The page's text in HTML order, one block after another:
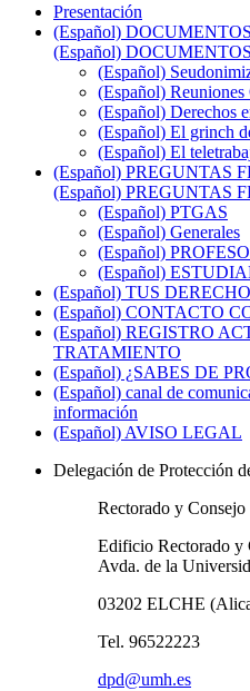
Presentación
(Español)
(Español)
(Español)
(Español)
(Español) Derechos
(Español) El grinch
(Español) El
(Español) PREGUNTAS
(Español) PREGUNTAS
(Español) PTGAS
(Español) Generales
(Español)
(Español)
(Español) TUS
(Español) CONTACTO
(Español) REGISTRO
TRATAMIENTO
(Español) ¿SABES DE
(Español) canal de
información
(Español) AVISO LEGAL
Delegación de Protección
Rectorado y
Edificio Rectorado y
Avda. de la
03202 ELCHE
Tel. 96522223
dpd@umh.es